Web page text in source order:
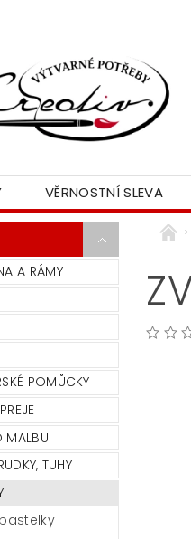
VĚRNOSTNÍ SLEVA
A RÁMY
POMŮCKY
MALBU
TUHY